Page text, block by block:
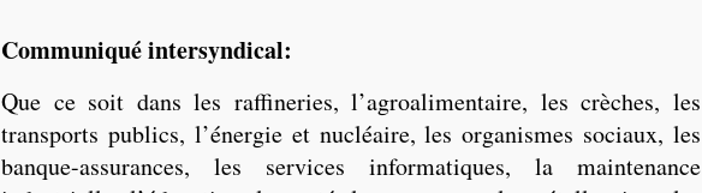
Communiqué intersyndical:
Que ce soit dans les raffineries, l’agroalimentaire, les crèches, les
transports publics, l’énergie et nucléaire, les organismes sociaux, les
banque-assurances, les services informatiques, la maintenance